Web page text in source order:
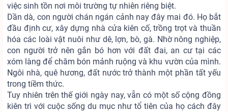
việc sinh tồn nơi môi trường tự nhiên riêng biệt.
Dần dà, con người chán ngán cảnh nay đây mai đó. Họ bắt
đầu định cư, xây dựng nhà cửa kiên cố, trồng trọt và thuần
hóa các loài vật nuôi như dê, lợn, bò, gà. Nhờ nông nghiệp,
con người trở nên gắn bó hơn với đất đai, an cư tại các
xóm làng để chăm bón mảnh ruộng và khu vườn của mình.
Ngôi nhà, quê hương, đất nước trở thành một phần tất yếu
trong tiềm thức.
Tuy nhiên trên thế giới ngày nay, vẫn có một số cộng đồng
kiên trì với cuộc sống du mục như tổ tiên của họ cách đây